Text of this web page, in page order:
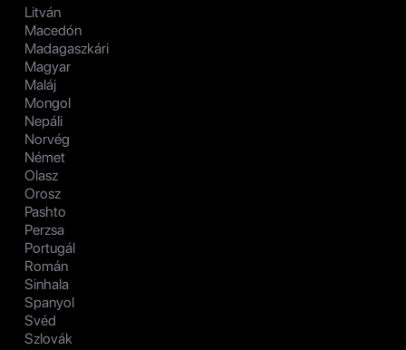
Litván
Macedón
Madagaszkári
Magyar
Maláj
Mongol
Nepáli
Norvég
Német
Olasz
Orosz
Pashto
Perzsa
Portugál
Román
Sinhala
Spanyol
Svéd
Szlovák